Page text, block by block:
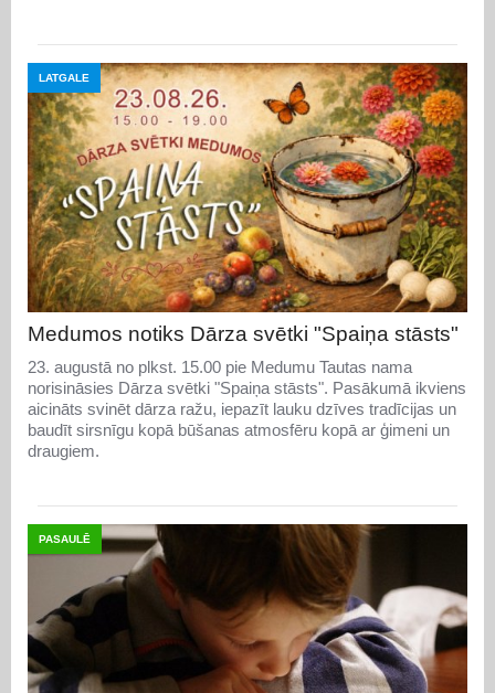
LATGALE
Medumos notiks Dārza svētki "Spaiņa stāsts"
23. augustā no plkst. 15.00 pie Medumu Tautas nama
norisināsies Dārza svētki "Spaiņa stāsts". Pasākumā ikviens
aicināts svinēt dārza ražu, iepazīt lauku dzīves tradīcijas un
baudīt sirsnīgu kopā būšanas atmosfēru kopā ar ģimeni un
draugiem.
PASAULĒ